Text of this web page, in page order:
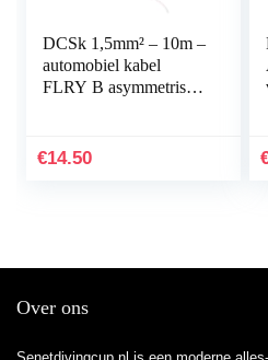
DCSk 1,5mm² – 10m –
automobiel kabel
FLRY B asymmetrisch
– set kleur
€14.50
Over ons